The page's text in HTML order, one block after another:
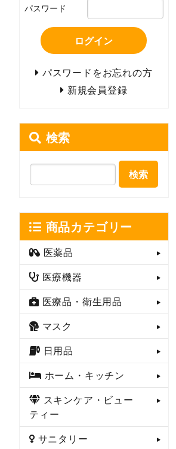
パスワード
ログイン
パスワードをお忘れの方
新規会員登録
検索
検索
商品カテゴリー
医薬品
医療機器
医療品・衛生用品
マスク
日用品
ホーム・キッチン
スキンケア・ビュー
ティー
サニタリー